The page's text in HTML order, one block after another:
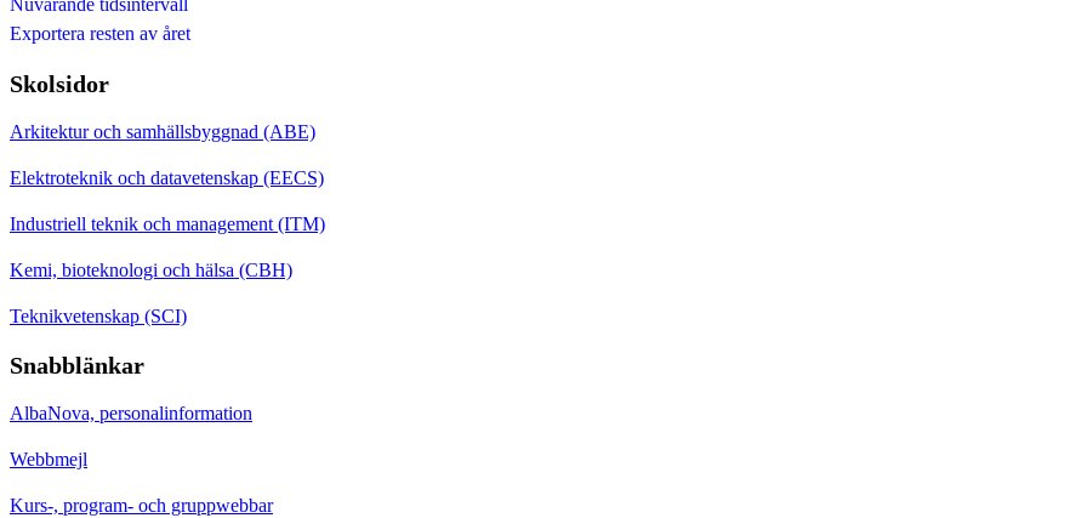
Nuvarande tidsintervall
Exportera resten av året
Skolsidor
Arkitektur och samhällsbyggnad (ABE)
Elektroteknik och datavetenskap (EECS)
Industriell teknik och management (ITM)
Kemi, bioteknologi och hälsa (CBH)
Teknikvetenskap (SCI)
Snabblänkar
AlbaNova, personalinformation
Webbmejl
Kurs-, program- och gruppwebbar